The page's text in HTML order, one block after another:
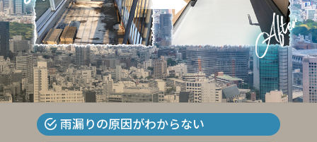
雨漏りの原因がわからない